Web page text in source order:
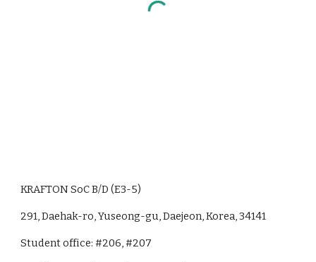
KRAFTON SoC B/D (E3-5)
291, Daehak-ro, Yuseong-gu, Daejeon, Korea,34141
Student office:#206,#207